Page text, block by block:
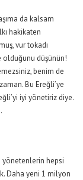
da kalsam
hakikaten
vur tokadı
olduğunu düşünün!
benim de
Bu Ereğli’ye
iyi yönetiriz diye.
yönetenlerin hepsi
Daha yeni 1 milyon